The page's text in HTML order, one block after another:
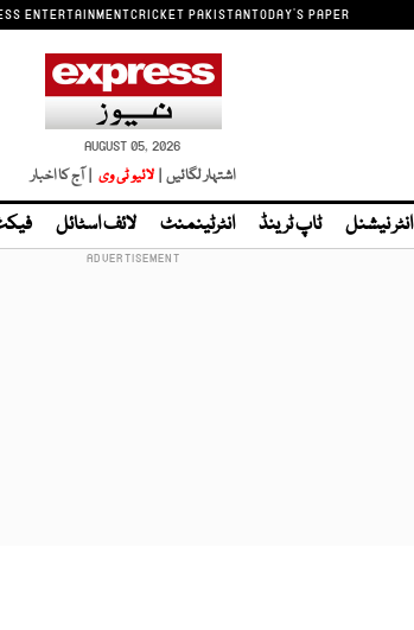
ENTERTAINMENTCRICKET PAKISTANTODAY'S PAPER
AUGUST 05, 2026
اشتہار لگائیں | لائیو ٹی وی | آج کا اخبار
انٹر نیشنل ٹاپ ٹرینڈ انٹرٹینمنٹ لائف اسٹائل